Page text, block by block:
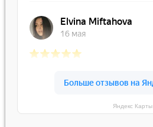
Яндекс Карты